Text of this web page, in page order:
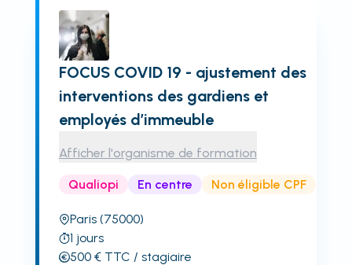
FOCUS COVID 19 - ajustement des
interventions des gardiens et
employés d’immeuble
Afficher l'organisme de formation
Qualiopi En centre Non éligible CPF
Paris (75000)
1 jours
500€ TTC / stagiaire